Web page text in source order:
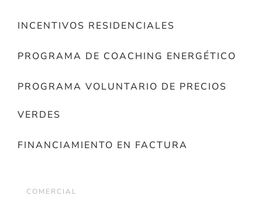
INCENTIVOS RESIDENCIALES
PROGRAMA DE COACHING ENERGÉTICO
PROGRAMA VOLUNTARIO DE PRECIOS
VERDES
FINANCIAMIENTO EN FACTURA
COMERCIAL